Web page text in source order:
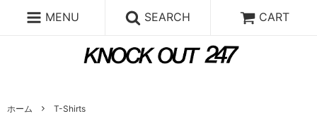
MENU SEARCH CART
ホーム
T-Shirts